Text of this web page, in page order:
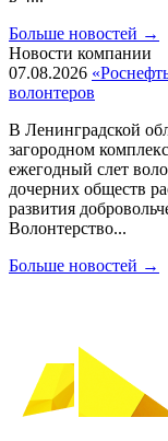
Больше новостей →
Новости компании
07.08.2026
волонтеров
В Ленинградской
загородном
ежегодный слет
дочерних обществ
развития
Волонтерство...
Больше новостей →